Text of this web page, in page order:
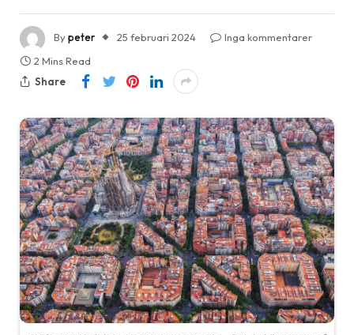
Bypeter 25 februari 2024
Inga kommentarer
2 Mins Read
Share